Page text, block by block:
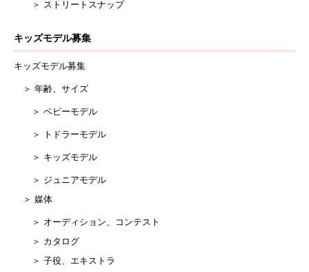
＞ ストリートスナップ
キッズモデル募集
キッズモデル募集
＞ 年齢、サイズ
＞ ベビーモデル
＞ トドラーモデル
＞ キッズモデル
＞ ジュニアモデル
＞ 媒体
＞ オーディション、コンテスト
＞ カタログ
＞ 子役、エキストラ